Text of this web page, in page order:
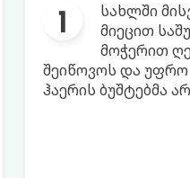
სახლში
მიეცით
მოჭერით
შეიწოვოს და უფრო
ჰაერის ბუშტებმა